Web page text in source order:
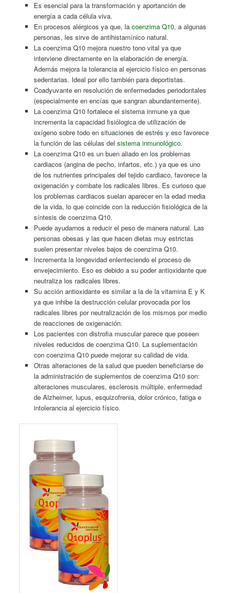
Es esencial para la transformación y aportanción de
energía a cada célula viva.
En procesos alérgicos ya que, la coenzima Q10, a algunas
personas, les sirve de antihistamínico natural.
La coenzima Q10 mejora nuestro tono vital ya que
interviene directamente en la elaboración de energía.
Además mejora la tolerancia al ejercicio físico en personas
sedentarias. Ideal por ello también para deportistas.
Coadyuvante en resolución de enfermedades periodontales
(especialmente en encías que sangran abundantemente).
La coenzima Q10 fortalece el sistema inmune ya que
incrementa la capacidad fisiólogica de utilización de
oxígeno sobre todo en situaciones de estrés y eso favorece
la función de las células del sistema inmunológico.
La coenzima Q10 es un buen aliado en los problemas
cardiacos (angina de pecho, infartos, etc.) ya que es uno
de los nutrientes principales del tejido cardiaco, favorece la
oxigenación y combate los radicales libres. Es curioso que
los problemas cardiacos suelan aparecer en la edad media
de la vida, lo que coincide con la reducción fisiológica de la
síntesis de coenzima Q10.
Puede ayudarnos a reducir el peso de manera natural. Las
personas obesas y las que hacen dietas muy estrictas
suelen presentar niveles bajos de coenzima Q10.
Incrementa la longevidad enlenteciendo el proceso de
envejecimiento. Eso es debido a su poder antioxidante que
neutraliza los radicales libres.
Su acción antioxidante es similar a la de la vitamina E y K
ya que inhibe la destrucción celular provocada por los
radicales libres por neutralización de los mismos por medio
de reacciones de oxigenación.
Los pacientes con distrofia muscular parece que poseen
niveles reducidos de coenzima Q10. La suplementación
con coenzima Q10 puede mejorar su calidad de vida.
Otras alteraciones de la salud que pueden beneficiarse de
la administración de suplementos de coenzima Q10 son:
alteraciones musculares, esclerosis múltiple, enfermedad
de Alzheimer, lupus, esquizofrenia, dolor crónico, fatiga e
intolerancia al ejercicio físico.